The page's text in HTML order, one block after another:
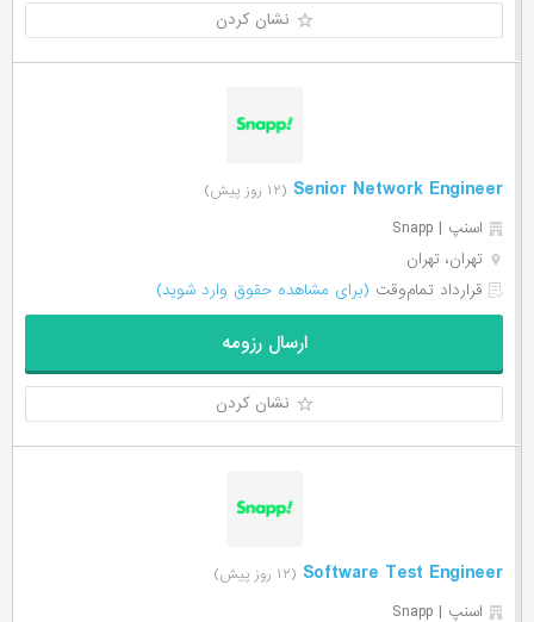
نشان کردن
Senior Network Engineer (۱۲ روز پیش)
اسنپ | Snapp
تهران، تهران
قرارداد تمام‌وقت (برای مشاهده حقوق وارد شوید)
ارسال رزومه
نشان کردن
Software Test Engineer (۱۲ روز پیش)
اسنپ | Snapp